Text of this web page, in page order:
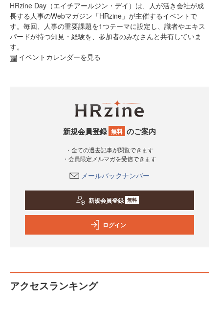
HRzine Day（エイチアールジン・デイ）は、人が活き会社が成
長する人事のWebマガジン「HRzine」が主催するイベントで
す。毎回、人事の重要課題を1つテーマに設定し、識者やエキス
パードが持つ知見・経験を、参加者のみなさんと共有していま
す。
イベントカレンダーを見る
新規会員登録 無料 のご案内
・全ての過去記事が閲覧できます
・会員限定メルマガを受信できます
メールバックナンバー
新規会員登録 無料
ログイン
アクセスランキング